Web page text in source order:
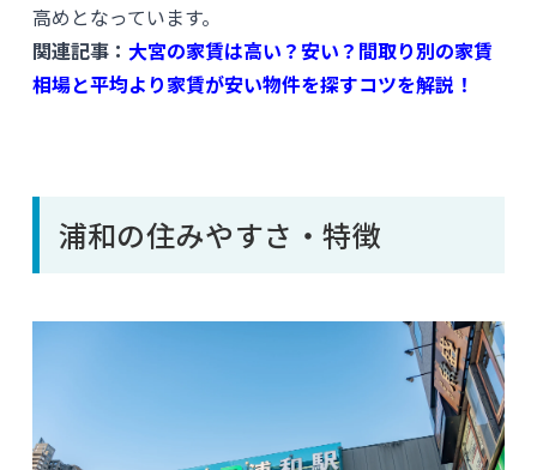
高めとなっています。
関連記事： 大宮の家賃は高い？安い？間取り別の家賃
相場と平均より家賃が安い物件を探すコツを解説！
浦和の住みやすさ・特徴